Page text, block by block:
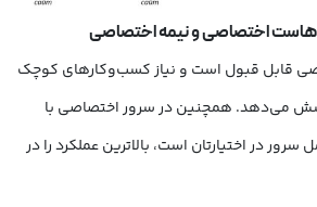
هاست اختصاصی و نیمه اختصاصی
قابل قبول است و نیاز کسب‌وکارهای کوچک
می‌دهد. همچنین در سرور اختصاصی با
در اختیارتان است، بالاترین عملکرد را در